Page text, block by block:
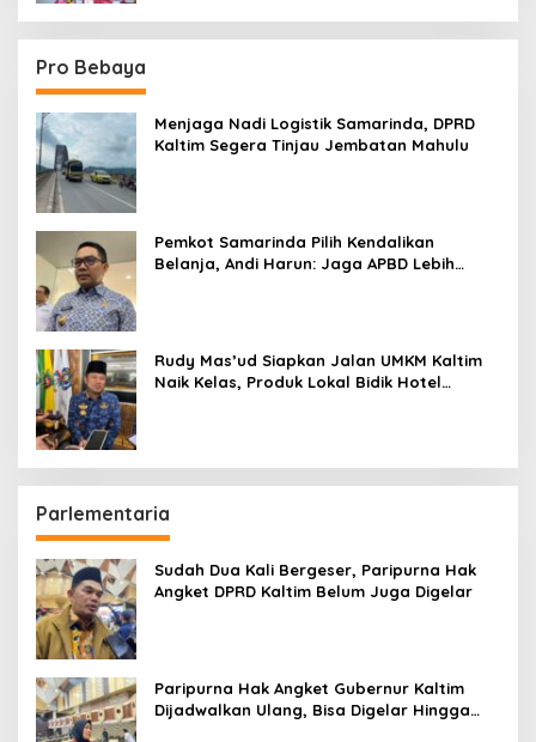
Pro Bebaya
Menjaga Nadi Logistik Samarinda, DPRD
Kaltim Segera Tinjau Jembatan Mahulu
Pemkot Samarinda Pilih Kendalikan
Belanja, Andi Harun: Jaga APBD Lebih
Rudy Mas’ud Siapkan Jalan UMKM Kaltim
Naik Kelas, Produk Lokal Bidik Hotel
Parlementaria
Sudah Dua Kali Bergeser, Paripurna Hak
Angket DPRD Kaltim Belum Juga Digelar
Paripurna Hak Angket Gubernur Kaltim
Dijadwalkan Ulang, Bisa Digelar Hingga